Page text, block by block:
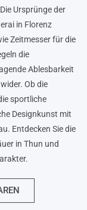
Ursprünge der
in Florenz
Zeitmesser für die
die
Ablesbarkeit
Ob die
sportliche
Designkunst mit
Entdecken Sie die
in Thun und